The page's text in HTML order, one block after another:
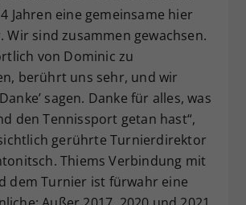
Jahren eine gemeinsame hier
Wir sind zusammen gewachsen.
von Dominic zu
berührt uns sehr, und wir
sagen. Danke für alles, was
den Tennissport getan hast“,
gerührte Turnierdirektor
Thiems Verbindung mit
dem Turnier ist fürwahr eine